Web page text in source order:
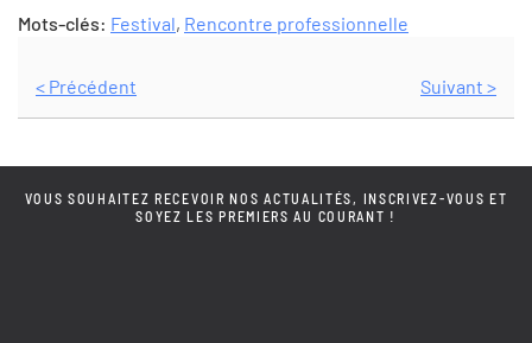
Mots-clés: Festival, Rencontre professionnelle
< Précédent Suivant >
VOUS SOUHAITEZ RECEVOIR NOS ACTUALITÉS, INSCRIVEZ-VOUS ET
SOYEZ LES PREMIERS AU COURANT !